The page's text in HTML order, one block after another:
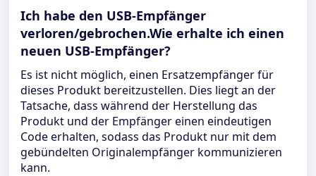
Ich habe den USB-Empfänger
verloren/gebrochen.Wie erhalte ich einen
neuen USB-Empfänger?
Es ist nicht möglich, einen Ersatzempfänger für
dieses Produkt bereitzustellen. Dies liegt an der
Tatsache, dass während der Herstellung das
Produkt und der Empfänger einen eindeutigen
Code erhalten, sodass das Produkt nur mit dem
gebündelten Originalempfänger kommunizieren
kann.